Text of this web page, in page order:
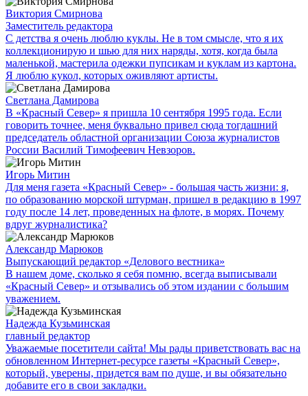
Виктория Смирнова
Заместитель редактора
С детства я очень люблю куклы. Не в том смысле, что я их
коллекционирую и шью для них наряды, хотя, когда была
маленькой, мастерила одежки пупсикам и куклам из картона.
Я люблю кукол, которых оживляют артисты.
Светлана Дамирова
В «Красный Север» я пришла 10 сентября 1995 года. Если
говорить точнее, меня буквально привел сюда тогдашний
председатель областной организации Союза журналистов
России Василий Тимофеевич Невзоров.
Игорь Митин
Для меня газета «Красный Север» - большая часть жизни: я,
по образованию морской штурман, пришел в редакцию в 1997
году после 14 лет, проведенных на флоте, в морях. Почему
вдруг журналистика?
Александр Марюков
Выпускающий редактор «Делового вестника»
В нашем доме, сколько я себя помню, всегда выписывали
«Красный Север» и отзывались об этом издании с большим
уважением.
Надежда Кузьминская
главный редактор
Уважаемые посетители сайта! Мы рады приветствовать вас на
обновленном Интернет-ресурсе газеты «Красный Север»,
который, уверены, придется вам по душе, и вы обязательно
добавите его в свои закладки.